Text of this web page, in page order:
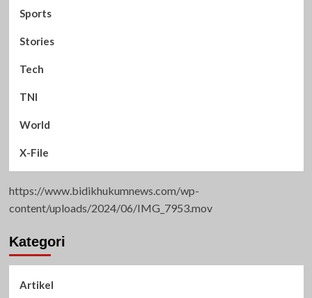
Sports
Stories
Tech
TNI
World
X-File
https://www.bidikhukumnews.com/wp-
content/uploads/2024/06/IMG_7953.mov
Kategori
Artikel